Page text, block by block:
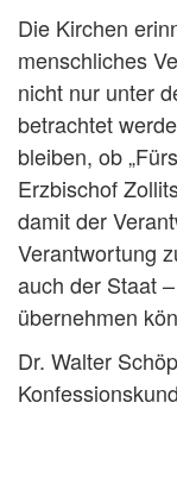
Die Kirchen
menschliches
nicht nur unter
betrachtet
bleiben, ob
Erzbischof
damit der
Verantwortung
auch der Staat
übernehmen
Dr. Walter